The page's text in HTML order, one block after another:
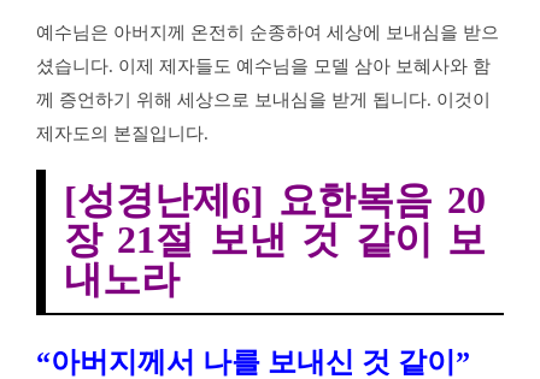
예수님은 아버지께 온전히 순종하여 세상에 보내심을 받으
셨습니다. 이제 제자들도 예수님을 모델 삼아 보혜사와 함
께 증언하기 위해 세상으로 보내심을 받게 됩니다. 이것이
제자도의 본질입니다.
[성경난제6] 요한복음 20
장 21절 보낸 것 같이 보
내노라
“아버지께서 나를 보내신 것 같이”